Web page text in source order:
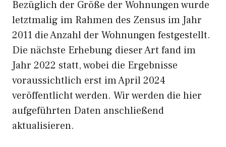
Bezüglich der Größe der Wohnungen wurde
letztmalig im Rahmen des Zensus im Jahr
2011 die Anzahl der Wohnungen festgestellt.
Die nächste Erhebung dieser Art fand im
Jahr 2022 statt, wobei die Ergebnisse
voraussichtlich erst im April 2024
veröffentlicht werden. Wir werden die hier
aufgeführten Daten anschließend
aktualisieren.